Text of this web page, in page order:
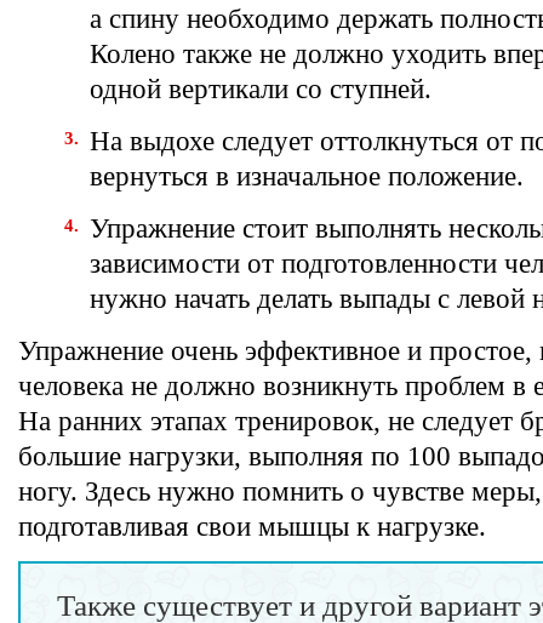
а спину необходимо держать
Колено также не должно уходить
одной вертикали со ступней.
На выдохе следует оттолкнуться от
вернуться в изначальное положение.
Упражнение стоит выполнять
зависимости от подготовленности
нужно начать делать выпады с левой
Упражнение очень эффективное и простое,
человека не должно возникнуть проблем в
На ранних этапах тренировок, не следует
большие нагрузки, выполняя по 100
ногу. Здесь нужно помнить о чувстве
подготавливая свои мышцы к нагрузке.
Также существует и другой вариант